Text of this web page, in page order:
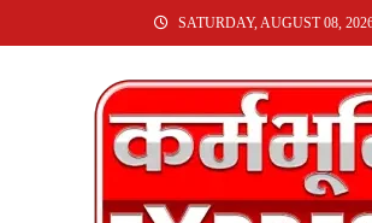
TO
SATURDAY, AUGUST 08,